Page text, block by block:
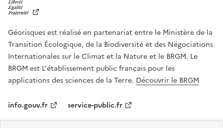
T
É
,
É
G
A
L
,
Géorisques est réalisé en partenariat entre le Ministère de la
Transition Écologique, de la Biodiversité et des Négociations
Internationales sur le Climat et la Nature et le BRGM. Le
BRGM est L'établissement public français pour les
applications des sciences de la Terre. Découvrir le BRGM
info.gouv.fr
service-public.fr